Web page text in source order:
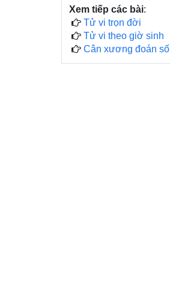
Xem tiếp các bài:
Tử vi trọn đời
Tử vi theo giờ sinh
Cân xương đoán số